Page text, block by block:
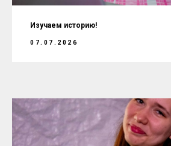
Изучаем историю!
07.07.2026